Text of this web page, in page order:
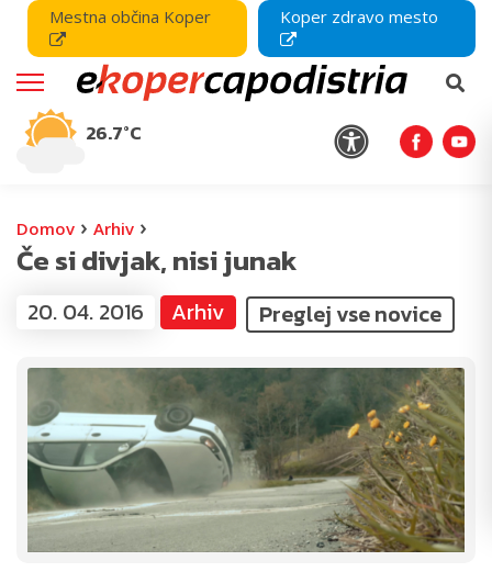
Mestna občina Koper Koper zdravo mesto
26.7°C
Domov › Arhiv ›
Če si divjak, nisi junak
20. 04. 2016 Arhiv Preglej vse novice